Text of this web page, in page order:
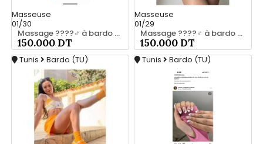
Masseuse
01/30
Massage ????‍♂️ à bardo srd 20466285
150.000 DT
Masseuse
01/29
Massage ????‍♂️ à bardo srd chez moi 55066248
150.000 DT
Tunis Bardo (TU) Tunis Bardo (TU)